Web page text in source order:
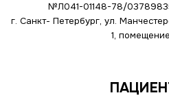
№Л041-01148-78/
г. Санкт- Петербург, ул.
1,